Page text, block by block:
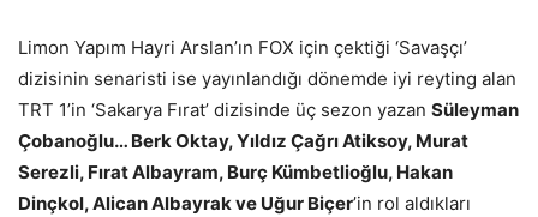
Limon Yapım Hayri Arslan’ın FOX için çektiği ‘Savaşçı’
dizisinin senaristi ise yayınlandığı dönemde iyi reyting alan
TRT 1’in ‘Sakarya Fırat’ dizisinde üç sezon yazan Süleyman
Çobanoğlu… Berk Oktay, Yıldız Çağrı Atiksoy, Murat
Serezli, Fırat Albayram, Burç Kümbetlioğlu, Hakan
Dinçkol, Alican Albayrak ve Uğur Biçer’in rol aldıkları